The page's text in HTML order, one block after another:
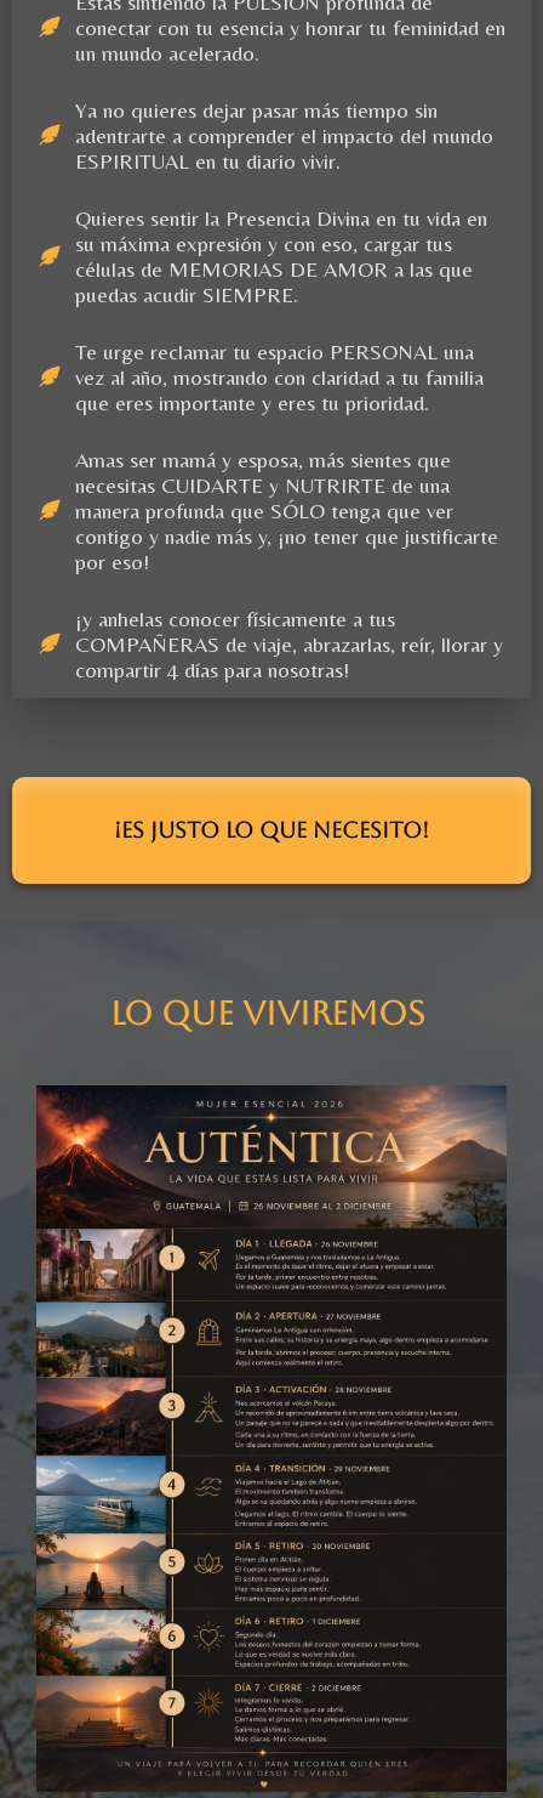
conectar con tu esencia y honrar tu feminidad en
un mundo acelerado.
Ya no quieres dejar pasar más tiempo sin
adentrarte a comprender el impacto del mundo
ESPIRITUAL en tu diario vivir.
Quieres sentir la Presencia Divina en tu vida en
su máxima expresión y con eso, cargar tus
células de MEMORIAS DE AMOR a las que
puedas acudir SIEMPRE.
Te urge reclamar tu espacio PERSONAL una
vez al año, mostrando con claridad a tu familia
que eres importante y eres tu prioridad.
Amas ser mamá y esposa, más sientes que
necesitas CUIDARTE y NUTRIRTE de una
manera profunda que SÓLO tenga que ver
contigo y nadie más y, ¡no tener que justificarte
por eso!
¡y anhelas conocer físicamente a tus
COMPAÑERAS de viaje, abrazarlas, reír, llorar y
compartir 4 días para nosotras!
¡Es justo lo que necesito!
LO QUE VIVIREMOS